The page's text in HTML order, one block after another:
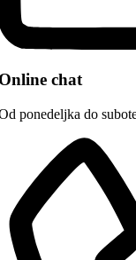
chat
ponedeljka do